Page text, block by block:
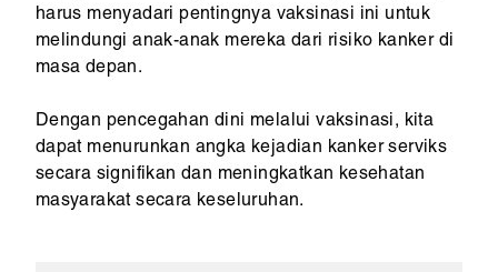
harus menyadari pentingnya vaksinasi ini untuk
melindungi anak-anak mereka dari risiko kanker di
masa depan.
Dengan pencegahan dini melalui vaksinasi, kita
dapat menurunkan angka kejadian kanker serviks
secara signifikan dan meningkatkan kesehatan
masyarakat secara keseluruhan.